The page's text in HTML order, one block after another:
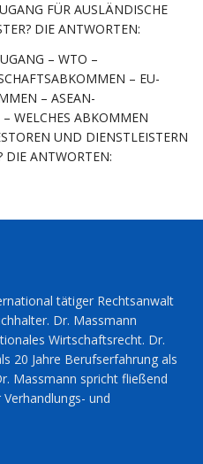
FÜR AUSLÄNDISCHE
DIE ANTWORTEN:
– WTO –
– EU-
– ASEAN-
WELCHES ABKOMMEN
UND DIENSTLEISTERN
DIE ANTWORTEN:
tätiger Rechtsanwalt
Dr. Massmann
Wirtschaftsrecht. Dr.
20 Jahre Berufserfahrung als
Massmann spricht fließend
und